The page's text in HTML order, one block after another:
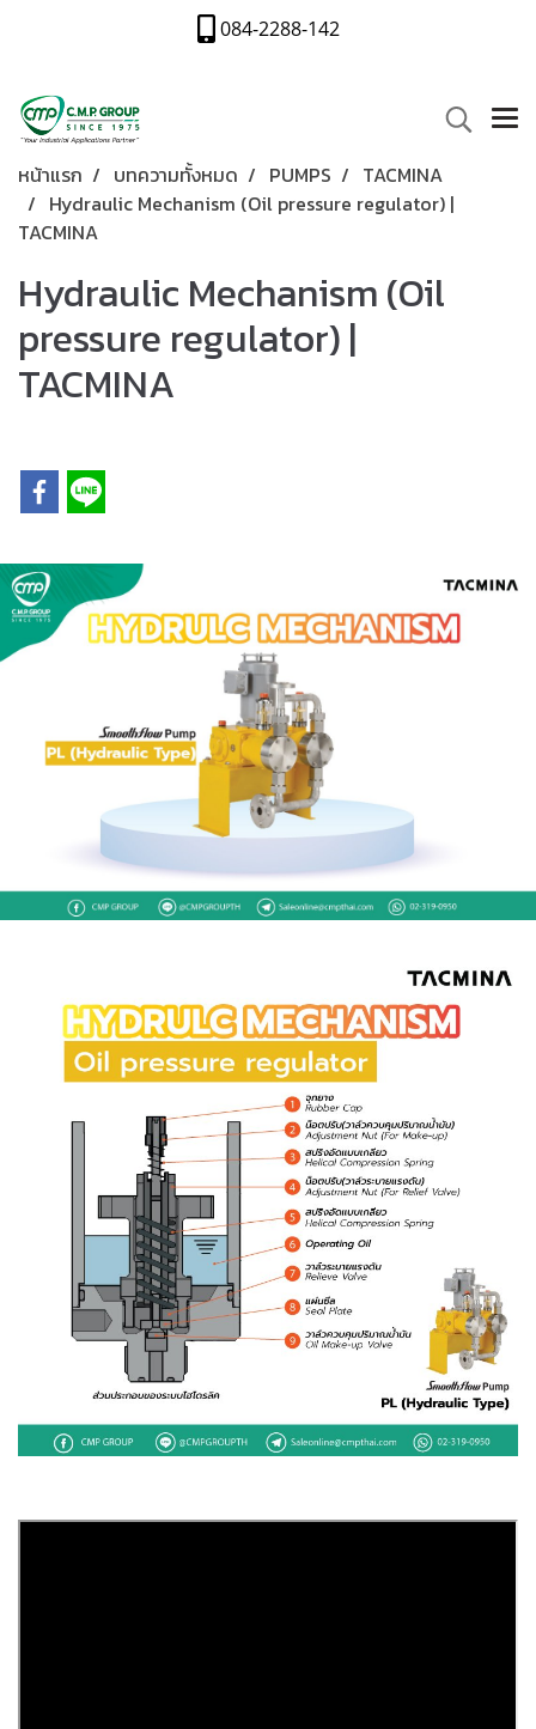
084-2288-142
หน้าแรก บทความทั้งหมด PUMPS
TACMINA
Hydraulic Mechanism (Oil pressure regulator) |
TACMINA
Hydraulic Mechanism (Oil
pressure regulator) |
TACMINA